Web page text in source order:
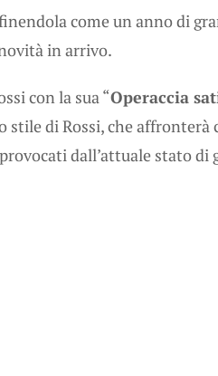
come un anno di
in arrivo.
con la sua “Operaccia
di Rossi, che affronterà
dall’attuale stato di